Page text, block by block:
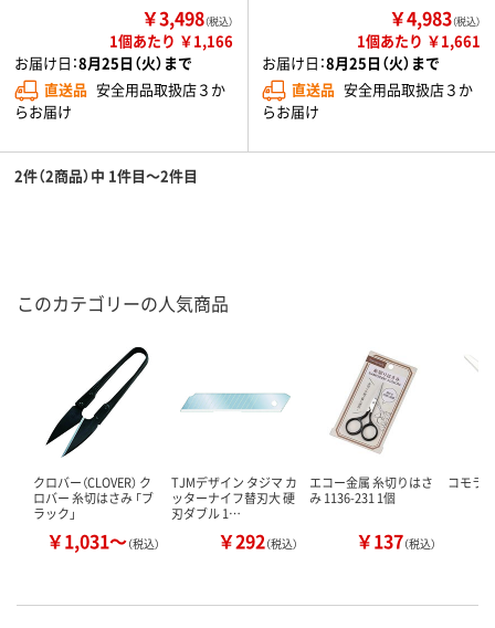
￥3,498（税込）
1個あたり ￥1,166
お届け日：8月25日（火）まで
直送品 安全用品取扱店３か
らお届け
￥4,983（税込）
1個あたり ￥1,661
お届け日：8月25日（火）まで
直送品 安全用品取扱店３か
らお届け
2件（2商品）中 1件目～2件目
このカテゴリーの人気商品
クロバー（CLOVER） ク
ロバー 糸切はさみ 「ブ
ラック」
￥1,031～（税込）
TJMデザイン タジマ カ
ッターナイフ替刃大 硬
刃ダブル 1…
￥292（税込）
エコー金属 糸切りはさ
み 1136-231 1個
￥137（税込）
コモラ